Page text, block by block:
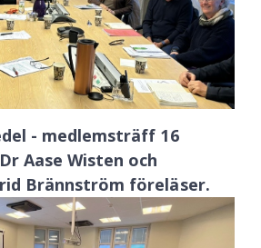
- medlemsträff 16
Aase Wisten och
Brännström föreläser.